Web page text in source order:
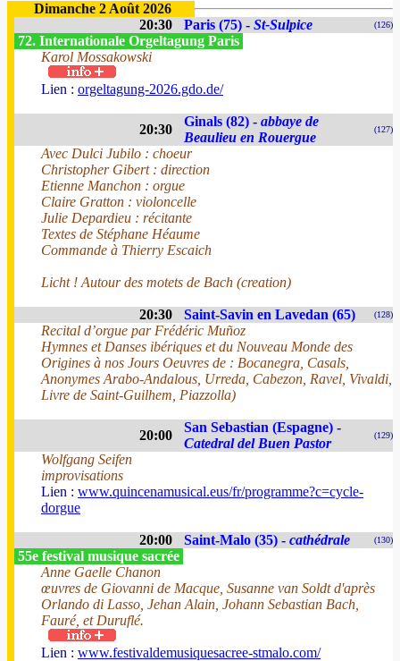
Dimanche 2 Août 2026
20:30
Paris (75) - St-Sulpice (126)
72. Internationale Orgeltagung Paris
Karol Mossakowski
Lien : orgeltagung-2026.gdo.de/
20:30
Ginals (82) - abbaye de
Beaulieu en Rouergue
(127)
Avec Dulci Jubilo : choeur
Christopher Gibert : direction
Etienne Manchon : orgue
Claire Gratton : violoncelle
Julie Depardieu : récitante
Textes de Stéphane Héaume
Commande à Thierry Escaich
Licht ! Autour des motets de Bach (creation)
20:30 Saint-Savin en Lavedan (65) (128)
Recital d’orgue par Frédéric Muñoz
Hymnes et Danses ibériques et du Nouveau Monde des
Origines à nos Jours Oeuvres de : Bocanegra, Casals,
Anonymes Arabo-Andalous, Urreda, Cabezon, Ravel, Vivaldi,
Livre de Saint-Guilhem, Piazzolla)
20:00
San Sebastian (Espagne) -
Catedral del Buen Pastor
(129)
Wolfgang Seifen
improvisations
Lien : www.quincenamusical.eus/fr/programme?c=cycle-
dorgue
20:00 Saint-Malo (35) - cathédrale (130)
55e festival musique sacrée
Anne Gaelle Chanon
œuvres de Giovanni de Macque, Susanne van Soldt d'après
Orlando di Lasso, Jehan Alain, Johann Sebastian Bach,
Fauré, et Duruflé.
Lien : www.festivaldemusiquesacree-stmalo.com/